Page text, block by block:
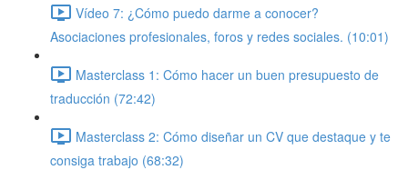
Vídeo 7: ¿Cómo puedo darme a conocer?
Asociaciones profesionales, foros y redes sociales. (10:01)
Masterclass 1: Cómo hacer un buen presupuesto de
traducción (72:42)
Masterclass 2: Cómo diseñar un CV que destaque y te
consiga trabajo (68:32)